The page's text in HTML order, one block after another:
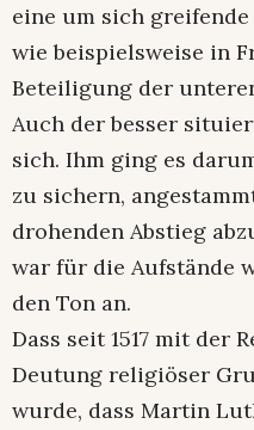
eine um sich
wie beispielsweise in
Beteiligung der
Auch der besser
sich. Ihm ging es
zu sichern,
drohenden Abstieg
war für die Aufstände
den Ton an.
Dass seit 1517 mit der
Deutung religiöser
wurde, dass Martin